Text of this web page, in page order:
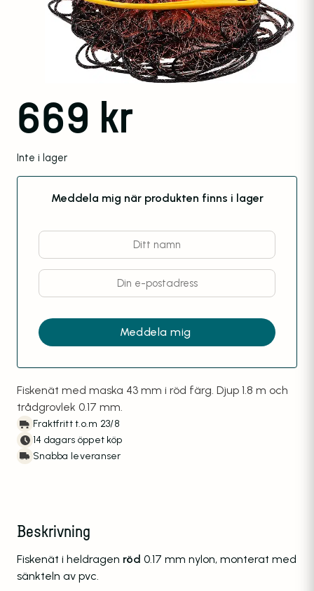
669 kr
Inte i lager
Meddela mig när produkten finns i lager
Fiskenät med maska 43 mm i röd färg. Djup 1.8 m och
trådgrovlek 0.17 mm.
Fraktfritt t.o.m 23/8
14 dagars öppet köp
Snabba leveranser
Beskrivning
Fiskenät i heldragen röd 0.17 mm nylon, monterat med
sänkteln av pvc.